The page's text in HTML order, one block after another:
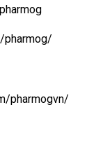
pharmog/
pharmogvn/